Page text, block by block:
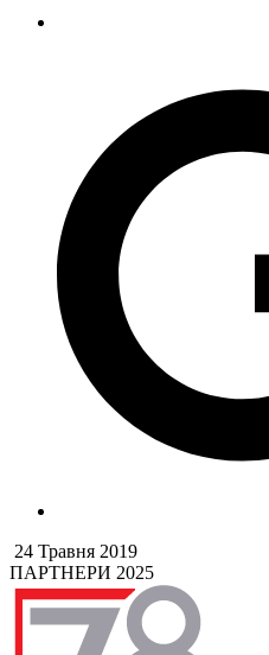
24 Травня 2019
ПАРТНЕРИ 2025